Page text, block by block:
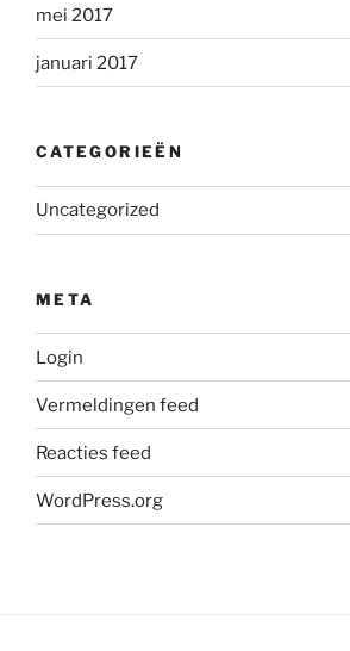
mei 2017
januari 2017
CATEGORIEËN
Uncategorized
META
Login
Vermeldingen feed
Reacties feed
WordPress.org